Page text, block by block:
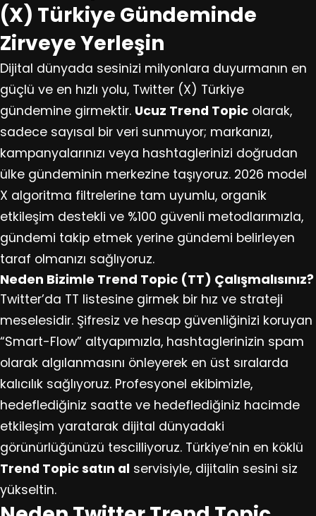
(X) Türkiye Gündeminde
Zirveye Yerleşin
Dijital dünyada sesinizi milyonlara duyurmanın en
güçlü ve en hızlı yolu, Twitter (X) Türkiye
gündemine girmektir. Ucuz Trend Topic olarak,
sadece sayısal bir veri sunmuyor; markanızı,
kampanyalarınızı veya hashtaglerinizi doğrudan
ülke gündeminin merkezine taşıyoruz. 2026 model
X algoritma filtrelerine tam uyumlu, organik
etkileşim destekli ve %100 güvenli metodlarımızla,
gündemi takip etmek yerine gündemi belirleyen
taraf olmanızı sağlıyoruz.
Neden Bizimle Trend Topic (TT) Çalışmalısınız?
Twitter’da TT listesine girmek bir hız ve strateji
meselesidir. Şifresiz ve hesap güvenliğinizi koruyan
“Smart-Flow” altyapımızla, hashtaglerinizin spam
olarak algılanmasını önleyerek en üst sıralarda
kalıcılık sağlıyoruz. Profesyonel ekibimizle,
hedeflediğiniz saatte ve hedeflediğiniz hacimde
etkileşim yaratarak dijital dünyadaki
görünürlüğünüzü tescilliyoruz. Türkiye’nin en köklü
Trend Topic satın al servisiyle, dijitalin sesini siz
yükseltin.